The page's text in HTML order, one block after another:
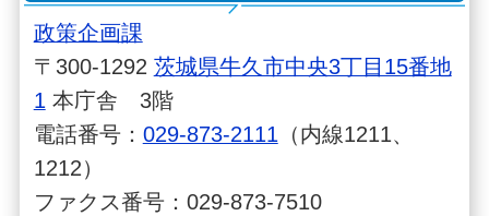
政策企画課
〒300-1292 茨城県牛久市中央3丁目15番地
1 本庁舎 3階
電話番号： 029-873-2111 （内線1211、
1212）
ファクス番号：029-873-7510